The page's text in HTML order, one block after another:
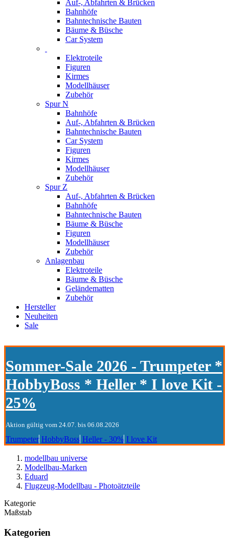
Auf-, Abfahrten & Brücken
Bahnhöfe
Bahntechnische Bauten
Bäume & Büsche
Car System
Elektroteile
Figuren
Kirmes
Modellhäuser
Zubehör
Spur N
Bahnhöfe
Auf-, Abfahrten & Brücken
Bahntechnische Bauten
Car System
Figuren
Kirmes
Modellhäuser
Zubehör
Spur Z
Auf-, Abfahrten & Brücken
Bahnhöfe
Bahntechnische Bauten
Bäume & Büsche
Figuren
Modellhäuser
Zubehör
Anlagenbau
Elektroteile
Bäume & Büsche
Geländematten
Zubehör
Hersteller
Neuheiten
Sale
Sommer-Sale 2026 - Trumpeter *
HobbyBoss * Heller * I love Kit -
25%
Aktion gültig vom 24.07. bis 06.08.2026
Trumpeter HobbyBoss Heller - 30% I love Kit
modellbau universe
Modellbau-Marken
Eduard
Flugzeug-Modellbau - Photoätzteile
Kategorie
Maßstab
Kategorien